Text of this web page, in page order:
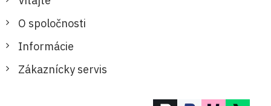
O spoločnosti
Informácie
Zákaznícky servis